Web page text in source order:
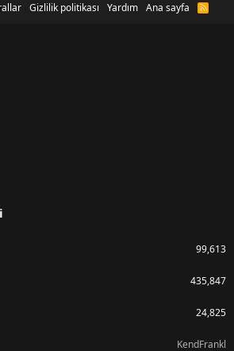
Gizlilik politikası Yardım Ana sayfa
R
99,613
435,847
24,825
KendFrankl